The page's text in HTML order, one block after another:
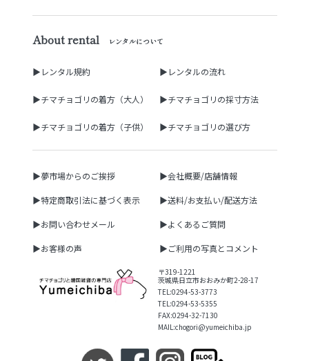
About rental レンタルについて
▶レンタル規約 ▶レンタルの流れ
▶チマチョゴリの着方（大人） ▶チマチョゴリの採寸方法
▶チマチョゴリの着方（子供） ▶チマチョゴリの選び方
▶夢市場からのご挨拶 ▶会社概要/店舗情報
▶特定商取引法に基づく表示 ▶送料/お支払い/配送方法
▶お問い合わせメール ▶よくあるご質問
▶お客様の声 ▶ご利用の写真とコメント
〒319-1221
茨城県日立市おおみか町2-28-17
TEL:0294-53-3773
TEL:0294-53-5355
FAX:0294-32-7130
MAIL:chogori@yumeichiba.jp